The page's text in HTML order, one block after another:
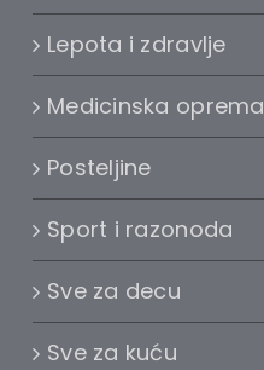
Lepota i zdravlje
Medicinska oprema
Posteljine
Sport i razonoda
Sve za decu
Sve za kuću